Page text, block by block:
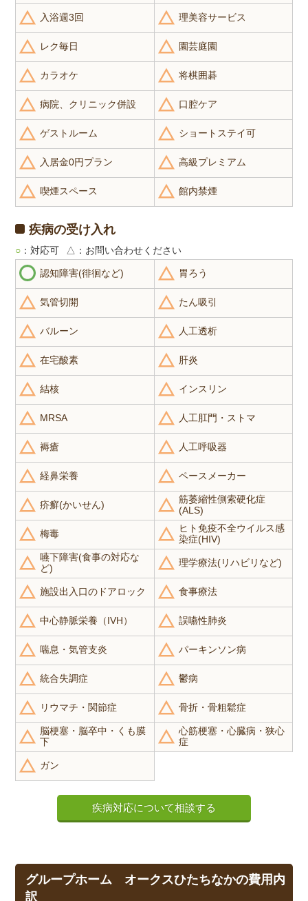
入浴週3回 理美容サービス
レク毎日 園芸庭園
カラオケ 将棋囲碁
病院、クリニック併設 口腔ケア
ゲストルーム ショートステイ可
入居金0円プラン 高級プレミアム
喫煙スペース 館内禁煙
疾病の受け入れ
○ ：対応可 △ ：お問い合わせください
認知障害(徘徊など) 胃ろう
気管切開 たん吸引
バルーン 人工透析
在宅酸素 肝炎
結核 インスリン
MRSA 人工肛門・ストマ
褥瘡 人工呼吸器
経鼻栄養 ペースメーカー
疥癬(かいせん)
筋萎縮性側索硬化症
(ALS)
梅毒
ヒト免疫不全ウイルス感
染症(HIV)
嚥下障害(食事の対応な
ど)
理学療法(リハビリなど)
施設出入口のドアロック 食事療法
中心静脈栄養（IVH） 誤嚥性肺炎
喘息・気管支炎 パーキンソン病
統合失調症 鬱病
リウマチ・関節症 骨折・骨粗鬆症
脳梗塞・脳卒中・くも膜
下
心筋梗塞・心臓病・狭心
症
ガン
疾病対応について相談する
グループホーム オークスひたちなかの費用内
訳